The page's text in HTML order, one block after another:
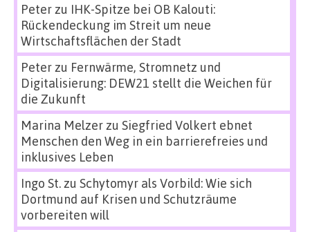
Peterzu IHK-Spitze bei OB Kalouti:
Rückendeckung im Streit um neue
Wirtschaftsflächen der Stadt
Peterzu Fernwärme, Stromnetz und
Digitalisierung: DEW21 stellt die Weichen für
die Zukunft
Marina Melzerzu Siegfried Volkert ebnet
Menschen den Weg in ein barrierefreies und
inklusives Leben
Ingo St.zu Schytomyr als Vorbild: Wie sich
Dortmund auf Krisen und Schutzräume
vorbereiten will